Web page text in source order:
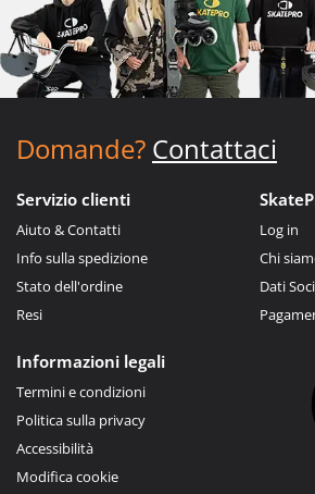
Domande? Contattaci
Servizio clienti
Aiuto & Contatti
Info sulla spedizione
Stato dell'ordine
Resi
Log in
Chi
Dati
Informazioni legali
Termini e condizioni
Politica sulla privacy
Accessibilità
Modifica cookie